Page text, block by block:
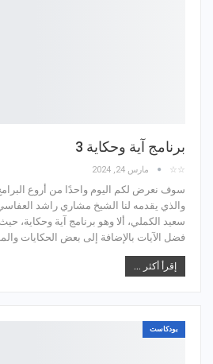
برنامج آية وحكاية 3
☆☆ مارس 24, 2024
سوف نعرض لكم اليوم واحدًا من أروع البرامج
والذي يقدمه لنا الشيخ مشاري راشد
سعيد الكملي، ألا وهو برنامج آية وحكاية،
فضل الآيات بالإضافة إلى بعض الحكايات
إقرأ أكثر ...
بودكاست